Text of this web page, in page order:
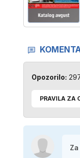
Opozorilo:
PRAVILA ZA